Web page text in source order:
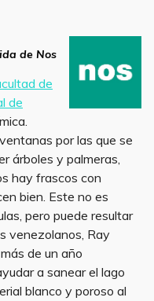
de Nos
de
de
por las que se
árboles y palmeras,
hay frascos con
bien. Este no es
pero puede resultar
venezolanos, Ray
de un año
a sanear el lago
blanco y poroso al